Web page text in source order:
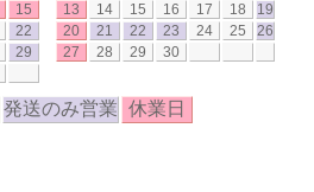
15
22
29
13
14 15 16 17 18
19
20
21 22 23 24 25
26
27
28 29 30
発送のみ営業 休業日